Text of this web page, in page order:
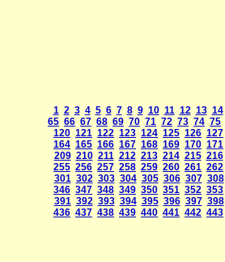
1 2 3 4 5 6 7 8 9 10 11 12 13 14
65 66 67 68 69 70 71 72 73 74 75
120 121 122 123 124 125 126 127
164 165 166 167 168 169 170 171
209 210 211 212 213 214 215 216
255 256 257 258 259 260 261 262
301 302 303 304 305 306 307 308
346 347 348 349 350 351 352 353
391 392 393 394 395 396 397 398
436 437 438 439 440 441 442 443